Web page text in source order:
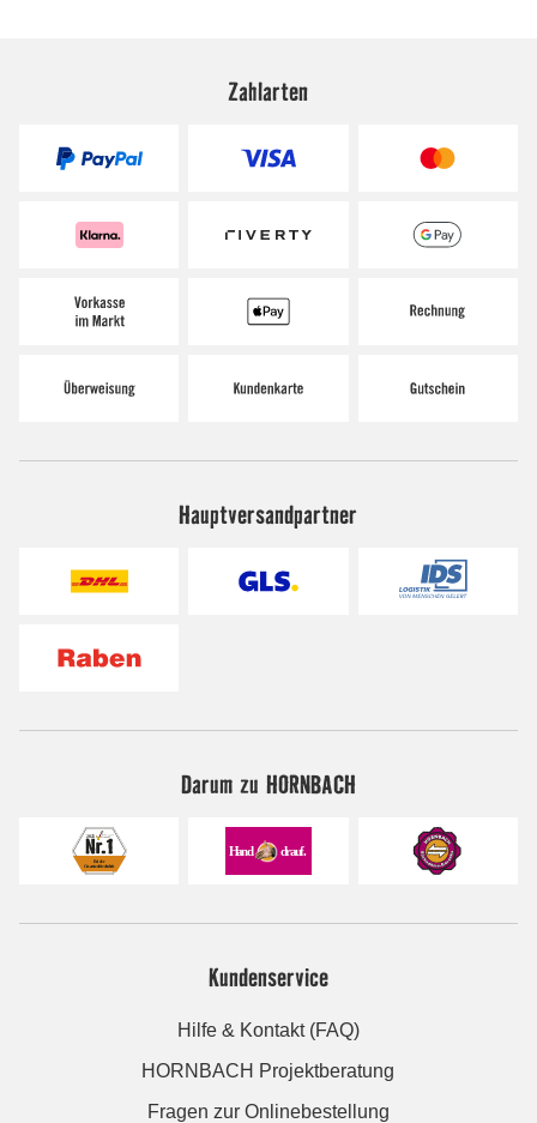
Zahlarten
Hauptversandpartner
Darum zu HORNBACH
Kundenservice
Hilfe & Kontakt (FAQ)
HORNBACH Projektberatung
Fragen zur Onlinebestellung